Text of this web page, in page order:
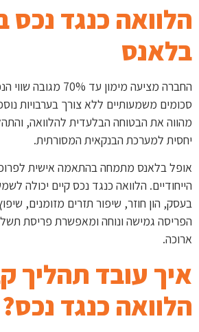
הלוואה כנגד נכס
בלאנס
החברה מציעה מימון
סכומים משמעותיים ללא צורך בערבויות
מהווה את הבטוחה הבלעדית להלוואה,
יחסית למערכת הבנקאית המסורתית.
אופל בלאנס מתמחה בהתאמה אישית
הייחודיים. הלוואה כנגד נכס קיים יכולה
בעסק, הון חוזר, שיפור תזרים מזומנים,
הפריסה גמישה ונוחה ומאפשרת פריסת
ארוכה.
איך עובד תהליך
הלוואה כנגד נכס?